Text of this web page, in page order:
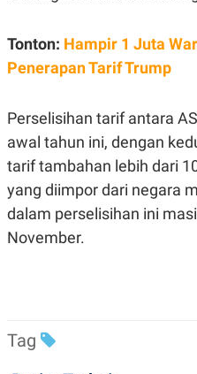
JARINGAN
N
T
A
A
C
A
D
M
E
S
S
E
L
E
A
E
N
G
N
E
Tonton: Hampir 1 Juta
Penerapan Tarif Trump
Perselisihan tarif antara
awal tahun ini, dengan
tarif tambahan lebih dari
yang diimpor dari negara
dalam perselisihan ini
November.
Tag